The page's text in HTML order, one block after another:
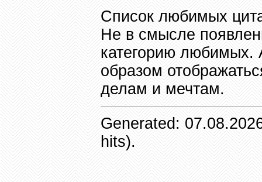
Список любимых
Не в смысле
категорию любимых.
образом
делам и мечтам.
Generated:
hits).